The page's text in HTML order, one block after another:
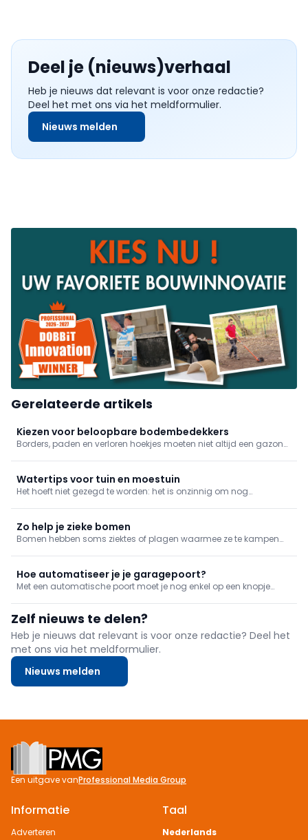
Deel je (nieuws)verhaal
Heb je nieuws dat relevant is voor onze redactie?
Deel het met ons via het meldformulier.
Nieuws melden
Gerelateerde artikels
Kiezen voor beloopbare bodembedekkers
Borders, paden en verloren hoekjes moeten niet altijd een gazon
je kan toepassen en wanneer precies, leggen we je graag uit.
Watertips voor tuin en moestuin
Het hoeft niet gezegd te worden: het is onzinnig om nog
kijkt voor een systeem om regenwater op te vangen.
Zo help je zieke bomen
Bomen hebben soms ziektes of plagen waarmee ze te kampen
snel mogelijk in wanneer je bomen zich maar pips voelen.
Hoe automatiseer je je garagepoort?
Met een automatische poort moet je nog enkel op een knopje
Zelf nieuws te delen?
Heb je nieuws dat relevant is voor onze redactie? Deel het
met ons via het meldformulier.
Nieuws melden
Footer
Een uitgave vanProfessional Media Group
Informatie
Adverteren
Taal
Nederlands